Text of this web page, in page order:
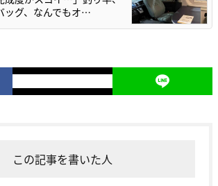
ッグ、なんでもオ…
この記事を書いた人